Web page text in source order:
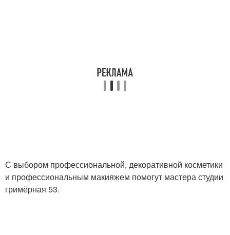
С выбором профессиональной, декоративной косметики
и профессиональным макияжем помогут мастера студии
гримёрная 53.